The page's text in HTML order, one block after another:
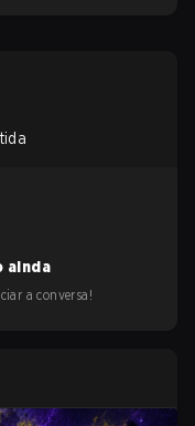
ainda
a conversa!